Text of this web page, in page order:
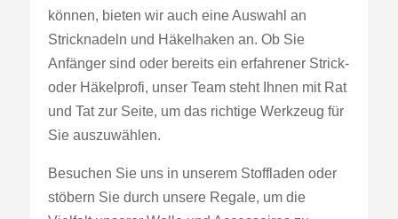
können, bieten wir auch eine Auswahl an
Stricknadeln und Häkelhaken an. Ob Sie
Anfänger sind oder bereits ein erfahrener Strick-
oder Häkelprofi, unser Team steht Ihnen mit Rat
und Tat zur Seite, um das richtige Werkzeug für
Sie auszuwählen.
Besuchen Sie uns in unserem Stoffladen oder
stöbern Sie durch unsere Regale, um die